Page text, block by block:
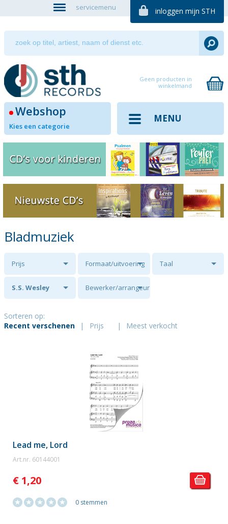
servicemenu inloggen mijn STH
Geen producten in
winkelmand
Webshop
Kies een categorie
MENU
Bladmuziek
Prijs Formaat/uitvoering Taal
S.S. Wesley Bewerker/arrangeur
Sorteren op:
Recent verschenen
| Prijs | Meest verkocht
Lead me, Lord
Art.nr. 60144001
€ 1,20
0 stemmen